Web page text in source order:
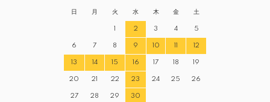
日 月 火 水 木 金 土
1 2 3 4 5
6 7 8 9 10 11 12
13 14 15 16 17 18 19
20 21 22 23 24 25 26
27 28 29 30